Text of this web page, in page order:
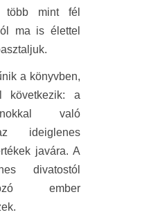
mint fél
ma is élettel
a könyvben,
következik: a
való
ideiglenes
javára. A
divatostól
ember